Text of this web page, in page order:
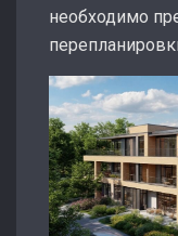
необходимо